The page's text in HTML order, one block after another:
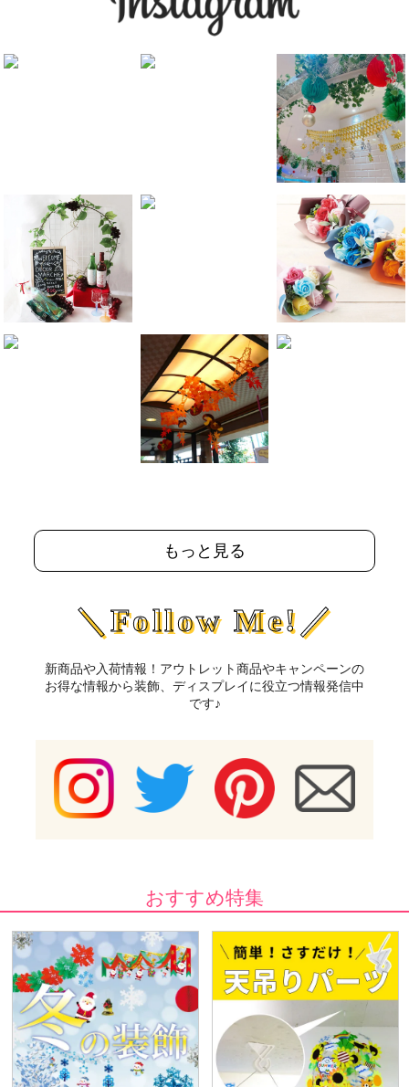
もっと見る
＼Follow Me!／
新商品や入荷情報！アウトレット商品やキャンペーンの
お得な情報から装飾、ディスプレイに役立つ情報発信中
です♪
おすすめ特集